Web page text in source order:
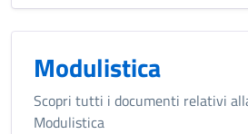
Modulistica
Scopri tutti i documenti relativi
Modulistica